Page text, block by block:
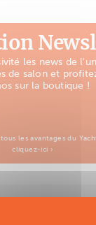
les news de
de salon et
sur la boutique !
les avantages du
cliquez-ici ›